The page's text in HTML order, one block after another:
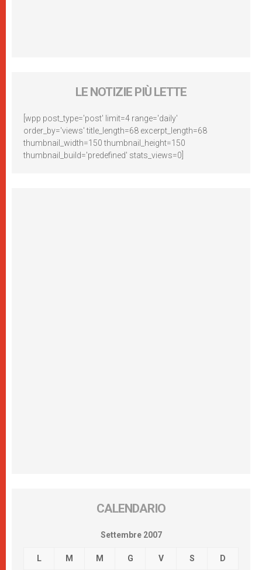
LE NOTIZIE PIÙ LETTE
[wpp post_type='post' limit=4 range='daily'
order_by='views' title_length=68 excerpt_length=68
thumbnail_width=150 thumbnail_height=150
thumbnail_build='predefined' stats_views=0]
CALENDARIO
Settembre 2007
L M M G V S D